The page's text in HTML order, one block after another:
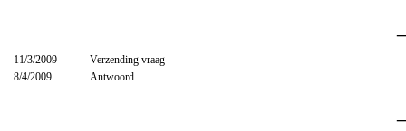
11/3/2009
Verzending vraag
8/4/2009
Antwoord